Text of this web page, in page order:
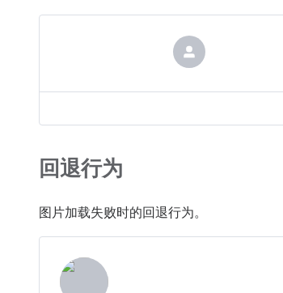
回退行为
图片加载失败时的回退行为。